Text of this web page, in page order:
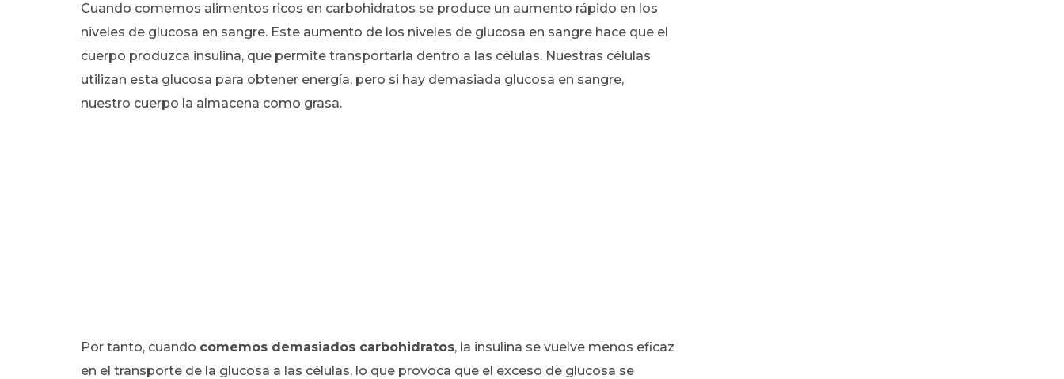
Cuando comemos alimentos ricos en carbohidratos se produce un aumento rápido en los
niveles de glucosa en sangre. Este aumento de los niveles de glucosa en sangre hace que el
cuerpo produzca insulina, que permite transportarla dentro a las células. Nuestras células
utilizan esta glucosa para obtener energía, pero si hay demasiada glucosa en sangre,
nuestro cuerpo la almacena como grasa.
Por tanto, cuando comemos demasiados carbohidratos, la insulina se vuelve menos eficaz
en el transporte de la glucosa a las células, lo que provoca que el exceso de glucosa se